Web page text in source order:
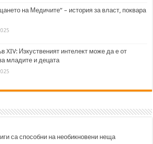
на Медичите“ – история за власт, поквара
XIV: Изкуственият интелект може да е от
младите и децата
са способни на необикновени неща